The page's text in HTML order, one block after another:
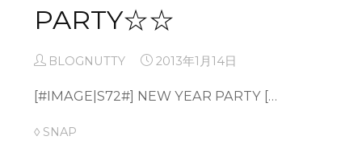
PARTY☆☆
BLOGNUTTY 2013年1月14日
[#IMAGE|S72#] NEW YEAR PARTY […
◊ SNAP